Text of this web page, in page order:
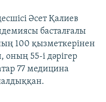
Әсет Қалиев
басталғалы
100 қызметкерінен
55-і дәрігер
77 медицина